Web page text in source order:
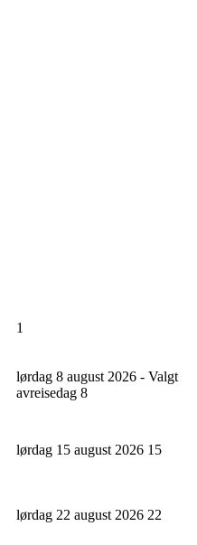
1
lørdag 8 august 2026 - Valgt
avreisedag 8
lørdag 15 august 2026 15
lørdag 22 august 2026 22